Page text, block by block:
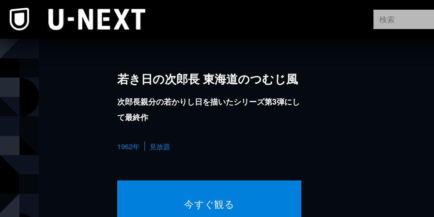
若き日の次郎長 東海道のつむじ風
次郎長親分の若かりし日を描いたシリーズ第3弾にし
て最終作
1962年 見放題
今すぐ観る